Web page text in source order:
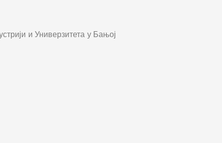
и Универзитета у Бањој